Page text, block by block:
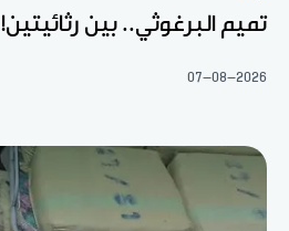
تميم البرغوثي.. بين رثائيتين!
07-08-2026